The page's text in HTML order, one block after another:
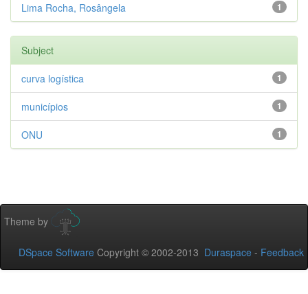
1
Lima Rocha, Rosângela
Subject
1
curva logística
1
municípios
1
ONU
Theme by
DSpace Software Copyright © 2002-2013 Duraspace - Feedback